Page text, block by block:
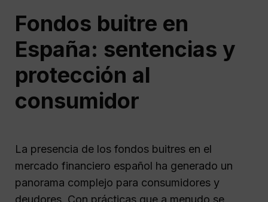
Fondos buitre en
España: sentencias y
protección al
consumidor
La presencia de los fondos buitres en el
mercado financiero español ha generado un
panorama complejo para consumidores y
deudores. Con prácticas que a menudo se